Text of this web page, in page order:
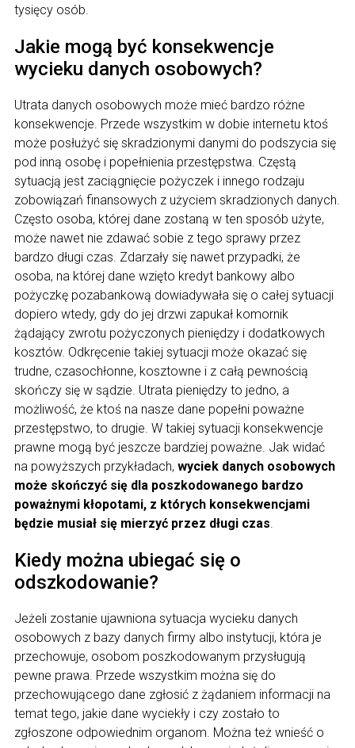
tysięcy osób.
Jakie mogą być konsekwencje
wycieku danych osobowych?
Utrata danych osobowych może mieć bardzo różne
konsekwencje. Przede wszystkim w dobie internetu ktoś
może posłużyć się skradzionymi danymi do podszycia się
pod inną osobę i popełnienia przestępstwa. Częstą
sytuacją jest zaciągnięcie pożyczek i innego rodzaju
zobowiązań finansowych z użyciem skradzionych danych.
Często osoba, której dane zostaną w ten sposób użyte,
może nawet nie zdawać sobie z tego sprawy przez
bardzo długi czas. Zdarzały się nawet przypadki, że
osoba, na której dane wzięto kredyt bankowy albo
pożyczkę pozabankową dowiadywała się o całej sytuacji
dopiero wtedy, gdy do jej drzwi zapukał komornik
żądający zwrotu pożyczonych pieniędzy i dodatkowych
kosztów. Odkręcenie takiej sytuacji może okazać się
trudne, czasochłonne, kosztowne i z całą pewnością
skończy się w sądzie. Utrata pieniędzy to jedno, a
możliwość, że ktoś na nasze dane popełni poważne
przestępstwo, to drugie. W takiej sytuacji konsekwencje
prawne mogą być jeszcze bardziej poważne. Jak widać
na powyższych przykładach, wyciek danych osobowych
może skończyć się dla poszkodowanego bardzo
poważnymi kłopotami, z których konsekwencjami
będzie musiał się mierzyć przez długi czas.
Kiedy można ubiegać się o
odszkodowanie?
Jeżeli zostanie ujawniona sytuacja wycieku danych
osobowych z bazy danych firmy albo instytucji, która je
przechowuje, osobom poszkodowanym przysługują
pewne prawa. Przede wszystkim można się do
przechowującego dane zgłosić z żądaniem informacji na
temat tego, jakie dane wyciekły i czy zostało to
zgłoszone odpowiednim organom. Można też wnieść o